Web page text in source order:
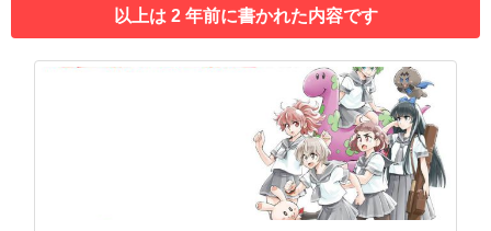
以上は 2 年前に書かれた内容です